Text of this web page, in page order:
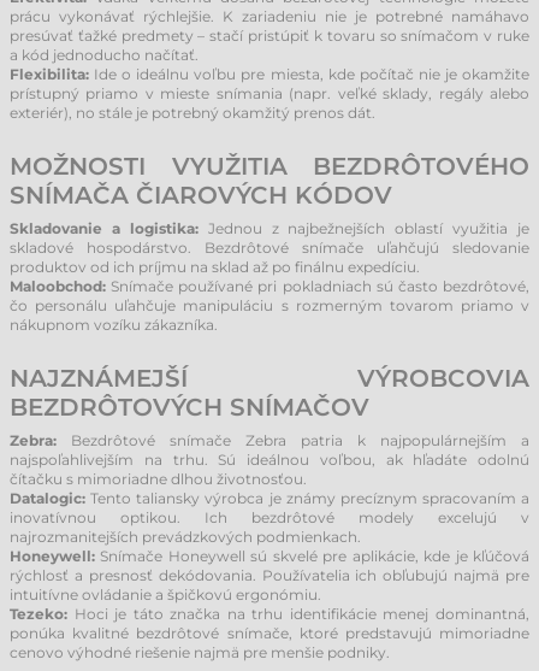
prácu vykonávať rýchlejšie. K zariadeniu nie je potrebné namáhavo
presúvať ťažké predmety – stačí pristúpiť k tovaru so snímačom v ruke
a kód jednoducho načítať.
Flexibilita: Ide o ideálnu voľbu pre miesta, kde počítač nie je okamžite
prístupný priamo v mieste snímania (napr. veľké sklady, regály alebo
exteriér), no stále je potrebný okamžitý prenos dát.
MOŽNOSTI VYUŽITIA BEZDRÔTOVÉHO
SNÍMAČA ČIAROVÝCH KÓDOV
Skladovanie a logistika:Jednou z najbežnejších oblastí využitia je
skladové hospodárstvo. Bezdrôtové snímače uľahčujú sledovanie
produktov od ich príjmu na sklad až po finálnu expedíciu.
Maloobchod: Snímače používané pri pokladniach sú často bezdrôtové,
čo personálu uľahčuje manipuláciu s rozmerným tovarom priamo v
nákupnom vozíku zákazníka.
NAJZNÁMEJŠÍ VÝROBCOVIA
BEZDRÔTOVÝCH SNÍMAČOV
Zebra: Bezdrôtové snímače Zebra patria k najpopulárnejším a
najspoľahlivejším na trhu. Sú ideálnou voľbou, ak hľadáte odolnú
čítačku s mimoriadne dlhou životnosťou.
Datalogic: Tento taliansky výrobca je známy precíznym spracovaním a
inovatívnou optikou. Ich bezdrôtové modely excelujú v
najrozmanitejších prevádzkových podmienkach.
Honeywell: Snímače Honeywell sú skvelé pre aplikácie, kde je kľúčová
rýchlosť a presnosť dekódovania. Používatelia ich obľubujú najmä pre
intuitívne ovládanie a špičkovú ergonómiu.
Tezeko: Hoci je táto značka na trhu identifikácie menej dominantná,
ponúka kvalitné bezdrôtové snímače, ktoré predstavujú mimoriadne
cenovo výhodné riešenie najmä pre menšie podniky.